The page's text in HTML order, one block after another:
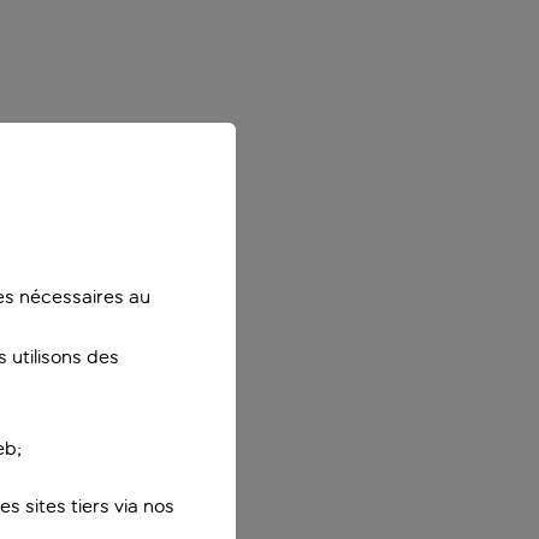
nécessaires au
utilisons des
sites tiers via nos